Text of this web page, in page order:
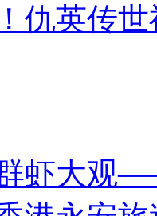
仇英传
虾大观